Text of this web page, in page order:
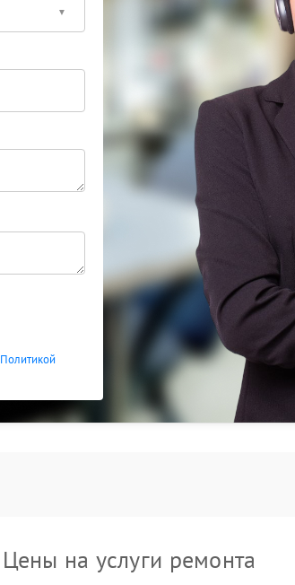
Политикой
Цены на услуги ремонта